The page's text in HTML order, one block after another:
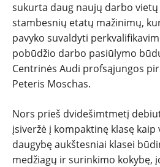
sukurta daug naujų darbo
stambesnių etatų mažinimų,
pavyko suvaldyti
pobūdžio darbo pasiūlymo
Centrinės Audi profsąjungos
Peteris Moschas.
Nors prieš dvidešimtmetį
įsiveržė į kompaktinę klasę
daugybę aukštesniai klasei
medžiagų ir surinkimo kokybę,